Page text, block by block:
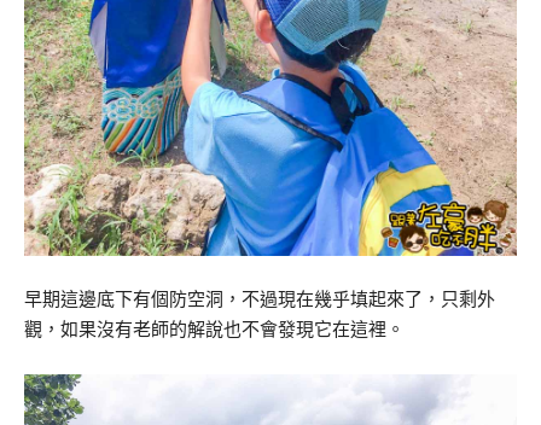
早期這邊底下有個防空洞，不過現在幾乎填起來了，只剩外
觀，如果沒有老師的解說也不會發現它在這裡。